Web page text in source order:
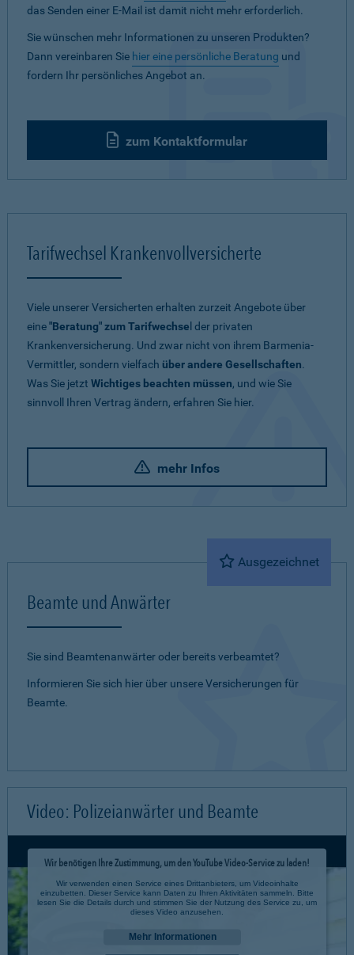
das Senden einer E-Mail ist damit nicht mehr erforderlich.
Sie wünschen mehr Informationen zu unseren Produkten?
Dann vereinbaren Sie hier eine persönliche Beratung und
fordern Ihr persönliches Angebot an.
zum Kontaktformular
Tarifwechsel Krankenvollversicherte
Viele unserer Versicherten erhalten zurzeit Angebote über
eine"Beratung" zum Tarifwechse l der privaten
Krankenversicherung. Und zwar nicht von ihrem Barmenia-
Vermittler, sondern vielfach über andere Gesellschaften.
Was Sie jetzt Wichtiges beachten müssen, und wie Sie
sinnvoll Ihren Vertrag ändern, erfahren Sie hier.
mehr Infos
Ausgezeichnet
Beamte und Anwärter
Sie sind Beamtenanwärter oder bereits verbeamtet?
Informieren Sie sich hier über unsere Versicherungen für
Beamte.
Video: Polizeianwärter und Beamte
Wir benötigen Ihre Zustimmung, um den YouTube Video-Service zu laden!
Wir verwenden einen Service eines Drittanbieters, um Videoinhalte
einzubetten. Dieser Service kann Daten zu Ihren Aktivitäten sammeln. Bitte
lesen Sie die Details durch und stimmen Sie der Nutzung des Service zu, um
dieses Video anzusehen.
Mehr Informationen